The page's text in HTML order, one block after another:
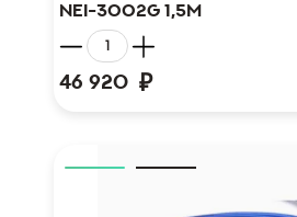
NEI-3002G 1,5м
46 920 ₽